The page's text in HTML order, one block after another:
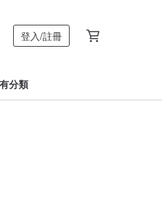
登入/註冊
分類